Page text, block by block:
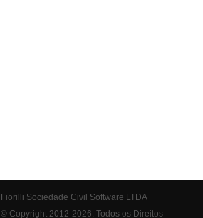
Fiorilli Sociedade Civil Software LTDA
© Copyright 2012-2026. Todos os Direitos